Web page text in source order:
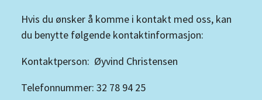
Hvis du ønsker å komme i kontakt med oss, kan
du benytte følgende kontaktinformasjon:
Kontaktperson: Øyvind Christensen
Telefonnummer: 32 78 94 25